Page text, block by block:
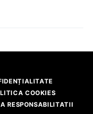
COOKIES
RESPONSABILITATII